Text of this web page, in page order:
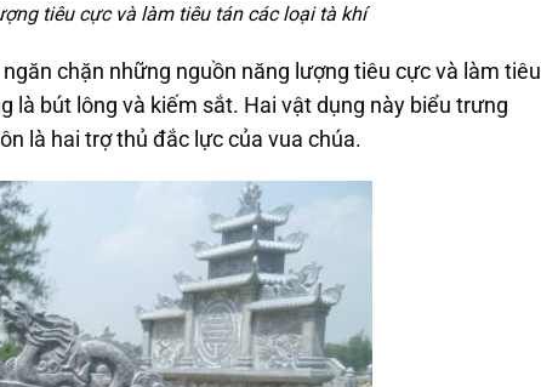
tiêu cực và làm tiêu tán các loại tà khí
chặn những nguồn năng lượng tiêu cực và làm tiêu
là bút lông và kiếm sắt. Hai vật dụng này biểu trưng
là hai trợ thủ đắc lực của vua chúa.